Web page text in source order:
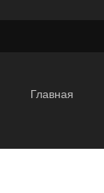
Главная